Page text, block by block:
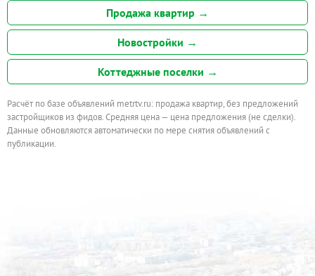
Продажа квартир →
Новостройки →
Коттеджные поселки →
Расчёт по базе объявлений metrtv.ru: продажа квартир, без предложений
застройщиков из фидов. Средняя цена — цена предложения (не сделки).
Данные обновляются автоматически по мере снятия объявлений с
публикации.